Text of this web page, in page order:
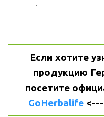
.
Если хотите
продукцию
GoHerbalife <---